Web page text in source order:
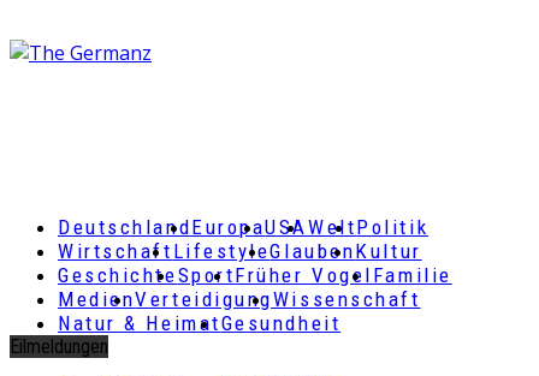
DeutschlandEuropaUSAWeltPolitik
Wirtschaft LifestyleGlaubenKultur
GeschichteSportFrüher Vogel Familie
MedienVerteidigungWissenschaft
Natur & HeimatGesundheit
Eilmeldungen